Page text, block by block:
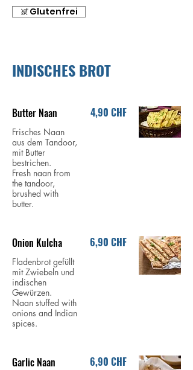
Glutenfrei
INDISCHES BROT
Butter Naan
Frisches Naan
aus dem Tandoor,
mit Butter
bestrichen.
Fresh naan from
the tandoor,
brushed with
butter.
4,90 CHF
Onion Kulcha
Fladenbrot gefüllt
mit Zwiebeln und
indischen
Gewürzen.
Naan stuffed with
onions and Indian
spices.
6,90 CHF
Garlic Naan 6,90 CHF